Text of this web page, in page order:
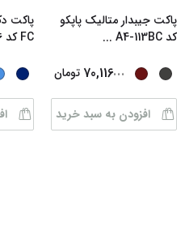
پاکت جیبدار متالیک پاپکو
کد A4-113BC
...
...
70,116 تومان
افزودن به سبد خرید
پاکت
FC کد FC-106